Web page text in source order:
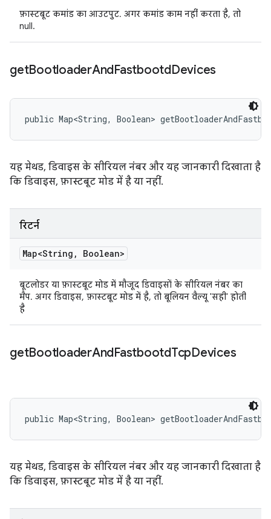
फ़ास्टबूट कमांड का आउटपुट. अगर कमांड काम नहीं करता है, तो
null.
getBootloaderAndFastbootdDevices
public Map<String, Boolean>
यह मेथड, डिवाइस के सीरियल नंबर और यह जानकारी दिखाता है
कि डिवाइस, फ़ास्टबूट मोड में है या नहीं.
रिटर्न
Map<String , Boolean>
बूटलोडर या फ़ास्टबूट मोड में मौजूद डिवाइसों के सीरियल नंबर का
मैप. अगर डिवाइस, फ़ास्टबूट मोड में है, तो बूलियन वैल्यू 'सही' होती
है
getBootloaderAndFastbootdTcpDevices
public Map<String, Boolean>
यह मेथड, डिवाइस के सीरियल नंबर और यह जानकारी दिखाता है
कि डिवाइस, फ़ास्टबूट मोड में है या नहीं.